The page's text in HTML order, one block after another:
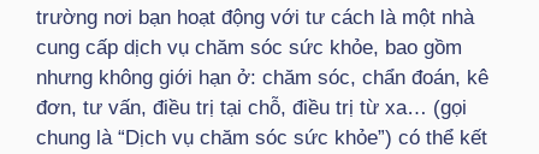
trường nơi bạn hoạt động với tư cách là một nhà
cung cấp dịch vụ chăm sóc sức khỏe, bao gồm
nhưng không giới hạn ở: chăm sóc, chẩn đoán, kê
đơn, tư vấn, điều trị tại chỗ, điều trị từ xa… (gọi
chung là “Dịch vụ chăm sóc sức khỏe”) có thể kết